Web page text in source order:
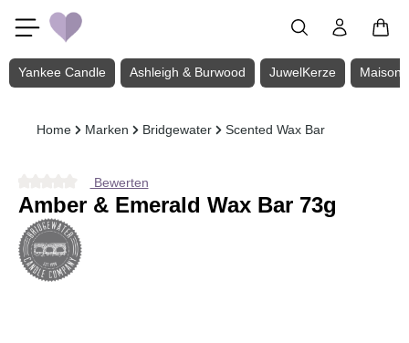
Zum Hauptinhalt springen
Yankee Candle Ashleigh & Burwood JuwelKerze Maison
Home Marken Bridgewater Scented Wax Bar
Durchschnittliche Bewertung von 0 von 5 Sternen
Bewerten
Amber & Emerald Wax Bar 73g